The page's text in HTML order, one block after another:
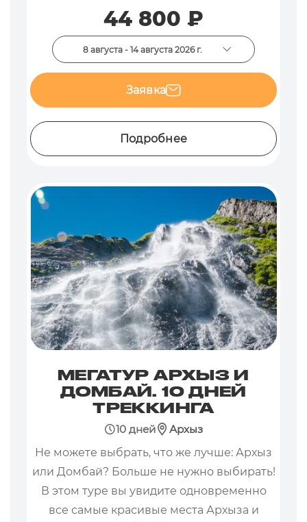
44 800 ₽
8 августа - 14 августа 2026 г.
Подробнее
Заявка
МЕГАТУР АРХЫЗ И
ДОМБАЙ. 10 ДНЕЙ
ТРЕККИНГА
10 дней
Архыз
Не можете выбрать, что же лучше: Архыз
или Домбай? Больше не нужно выбирать!
В этом туре вы увидите одновременно
все самые красивые места Архыза и